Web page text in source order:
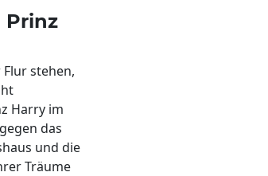
Prinz
stehen,
Harry im
das
und die
Träume